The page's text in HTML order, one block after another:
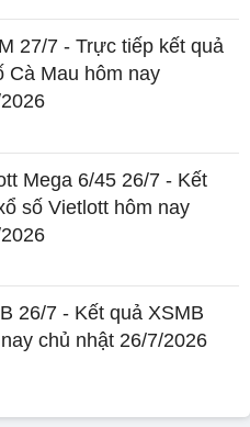
27/7 - Trực tiếp kết quả
Cà Mau hôm nay
Mega 6/45 26/7 - Kết
số Vietlott hôm nay
26/7 - Kết quả XSMB
chủ nhật 26/7/2026